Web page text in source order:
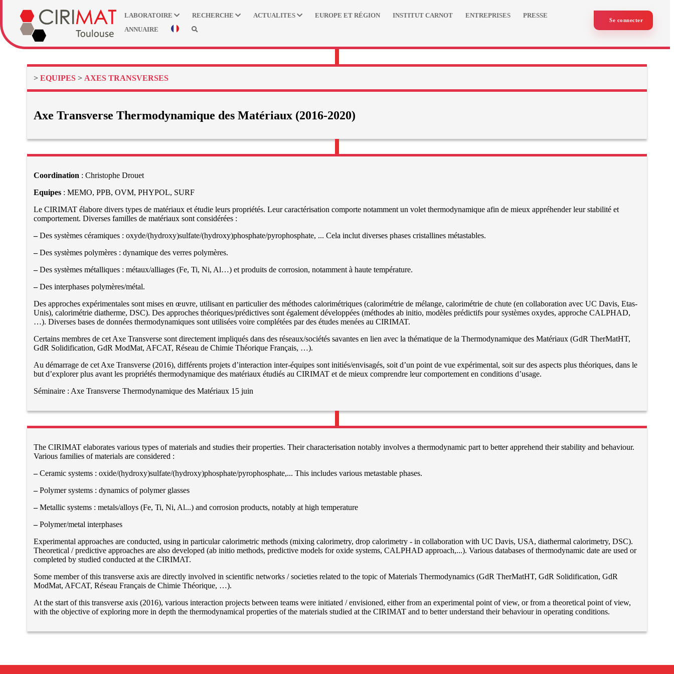
LABORATOIRE RECHERCHE ACTUALITES EUROPE ET RÉGION INSTITUT CARNOT ENTREPRISES
PRESSE
ANNUAIRE
Se connecter
>EQUIPES > AXES TRANSVERSES
Axe Transverse Thermodynamique des Matériaux (2016-2020)
Coordination : Christophe Drouet
Equipes : MEMO, PPB, OVM, PHYPOL, SURF
Le CIRIMAT élabore divers types de matériaux et étudie leurs propriétés. Leur caractérisation comporte notamment un volet thermodynamique afin de mieux appréhender leur stabilité et
comportement. Diverses familles de matériaux sont considérées :
–Des systèmes céramiques : oxyde/(hydroxy)sulfate/(hydroxy)phosphate/pyrophosphate, ... Cela inclut diverses phases cristallines métastables.
–Des systèmes polymères : dynamique des verres polymères.
–Des systèmes métalliques : métaux/alliages (Fe, Ti, Ni, Al…) et produits de corrosion, notamment à haute température.
–Des interphases polymères/métal.
Des approches expérimentales sont mises en œuvre, utilisant en particulier des méthodes calorimétriques (calorimétrie de mélange, calorimétrie de chute (en collaboration avec UC Davis, Etas-
Unis), calorimétrie diatherme, DSC). Des approches théoriques/prédictives sont également développées (méthodes ab initio, modèles prédictifs pour systèmes oxydes, approche CALPHAD,
…). Diverses bases de données thermodynamiques sont utilisées voire complétées par des études menées au CIRIMAT.
Certains membres de cet Axe Transverse sont directement impliqués dans des réseaux/sociétés savantes en lien avec la thématique de la Thermodynamique des Matériaux (GdR TherMatHT,
GdR Solidification, GdR ModMat, AFCAT, Réseau de Chimie Théorique Français, …).
Au démarrage de cet Axe Transverse (2016), différents projets d’interaction inter-équipes sont initiés/envisagés, soit d’un point de vue expérimental, soit sur des aspects plus théoriques, dans le
but d’explorer plus avant les propriétés thermodynamique des matériaux étudiés au CIRIMAT et de mieux comprendre leur comportement en conditions d’usage.
Séminaire : Axe Transverse Thermodynamique des Matériaux 15 juin
The CIRIMAT elaborates various types of materials and studies their properties. Their characterisation notably involves a thermodynamic part to better apprehend their stability and behaviour.
Various families of materials are considered :
–Ceramic systems : oxide/(hydroxy)sulfate/(hydroxy)phosphate/pyrophosphate,... This includes various metastable phases.
–Polymer systems : dynamics of polymer glasses
–Metallic systems : metals/alloys (Fe, Ti, Ni, Al...) and corrosion products, notably at high temperature
–Polymer/metal interphases
Experimental approaches are conducted, using in particular calorimetric methods (mixing calorimetry, drop calorimetry - in collaboration with UC Davis, USA, diathermal calorimetry, DSC).
Theoretical / predictive approaches are also developed (ab initio methods, predictive models for oxide systems, CALPHAD approach,...). Various databases of thermodynamic date are used or
completed by studied conducted at the CIRIMAT.
Some member of this transverse axis are directly involved in scientific networks / societies related to the topic of Materials Thermodynamics (GdR TherMatHT, GdR Solidification, GdR
ModMat, AFCAT, Réseau Français de Chimie Théorique, …).
At the start of this transverse axis (2016), various interaction projects between teams were initiated / envisioned, either from an experimental point of view, or from a theoretical point of view,
with the objective of exploring more in depth the thermodynamical properties of the materials studied at the CIRIMAT and to better understand their behaviour in operating conditions.